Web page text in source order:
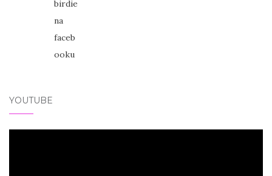
YOUTUBE